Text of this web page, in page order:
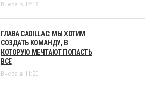
Вчера в 12:18
ГЛАВА CADILLAC: МЫ ХОТИМ
СОЗДАТЬ КОМАНДУ, В
КОТОРУЮ МЕЧТАЮТ ПОПАСТЬ
ВСЕ
Вчера в 11:20